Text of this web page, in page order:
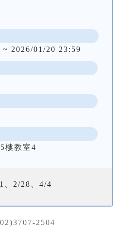
~ 2026/01/20 23:59
樓教室4
、2/28、4/4
2504